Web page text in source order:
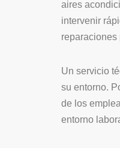
aires
intervenir
reparaciones
Un servicio
su entorno.
de los
entorno